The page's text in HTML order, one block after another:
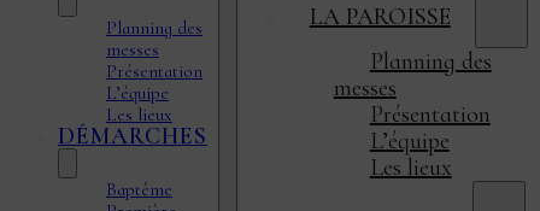
Planning des
messes
Présentation
L’équipe
Les lieux
DÉMARCHES
Baptême
LA PAROISSE
Planning des
messes
Présentation
L’équipe
Les lieux